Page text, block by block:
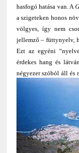
hasfogó hatása van. A
a szigeteken honos
völgyes, így nem
jellemző – füttynyelv,
Ezt az egyéni
érdekes hang és
négyezer szóból áll és